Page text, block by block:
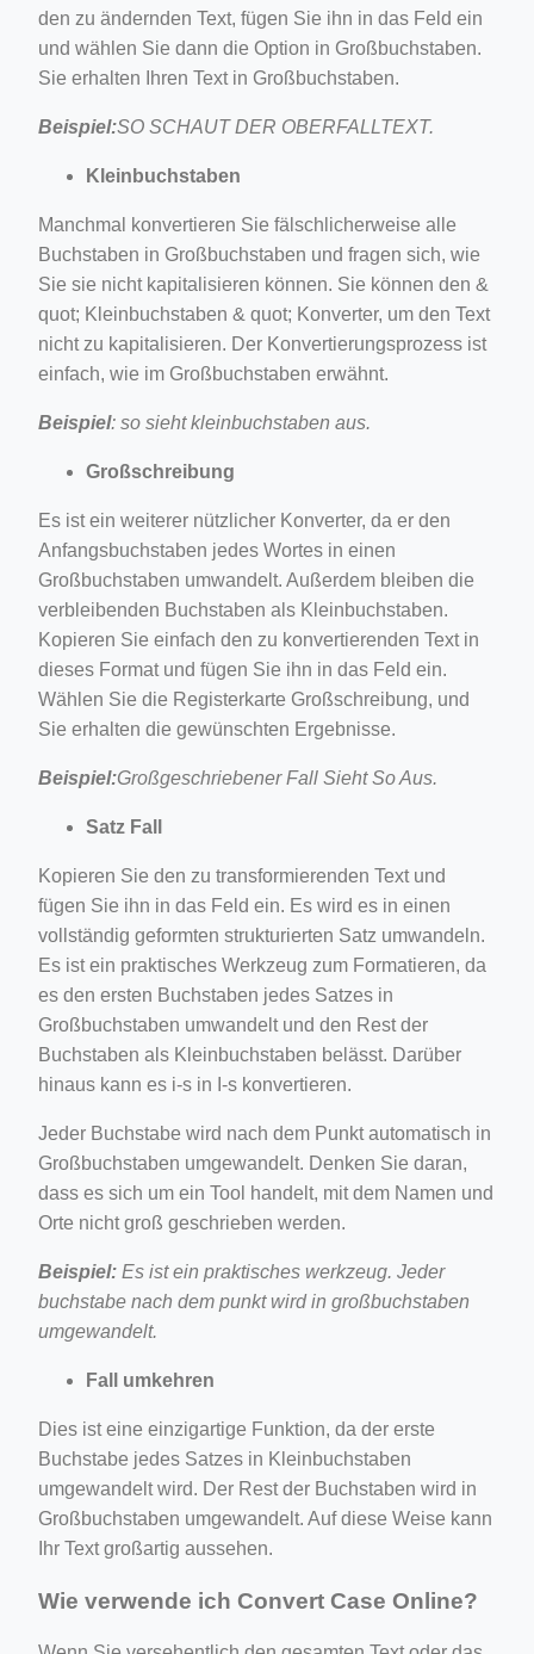
den zu ändernden Text, fügen Sie ihn in das Feld ein
und wählen Sie dann die Option in Großbuchstaben.
Sie erhalten Ihren Text in Großbuchstaben.
Beispiel:SO SCHAUT DER OBERFALLTEXT.
Kleinbuchstaben
Manchmal konvertieren Sie fälschlicherweise alle
Buchstaben in Großbuchstaben und fragen sich, wie
Sie sie nicht kapitalisieren können. Sie können den &
quot; Kleinbuchstaben & quot; Konverter, um den Text
nicht zu kapitalisieren. Der Konvertierungsprozess ist
einfach, wie im Großbuchstaben erwähnt.
Beispiel: so sieht kleinbuchstaben aus.
Großschreibung
Es ist ein weiterer nützlicher Konverter, da er den
Anfangsbuchstaben jedes Wortes in einen
Großbuchstaben umwandelt. Außerdem bleiben die
verbleibenden Buchstaben als Kleinbuchstaben.
Kopieren Sie einfach den zu konvertierenden Text in
dieses Format und fügen Sie ihn in das Feld ein.
Wählen Sie die Registerkarte Großschreibung, und
Sie erhalten die gewünschten Ergebnisse.
Beispiel:Großgeschriebener Fall Sieht So Aus.
Satz Fall
Kopieren Sie den zu transformierenden Text und
fügen Sie ihn in das Feld ein. Es wird es in einen
vollständig geformten strukturierten Satz umwandeln.
Es ist ein praktisches Werkzeug zum Formatieren, da
es den ersten Buchstaben jedes Satzes in
Großbuchstaben umwandelt und den Rest der
Buchstaben als Kleinbuchstaben belässt. Darüber
hinaus kann es i-s in I-s konvertieren.
Jeder Buchstabe wird nach dem Punkt automatisch in
Großbuchstaben umgewandelt. Denken Sie daran,
dass es sich um ein Tool handelt, mit dem Namen und
Orte nicht groß geschrieben werden.
Beispiel: Es ist ein praktisches werkzeug. Jeder
buchstabe nach dem punkt wird in großbuchstaben
umgewandelt.
Fall umkehren
Dies ist eine einzigartige Funktion, da der erste
Buchstabe jedes Satzes in Kleinbuchstaben
umgewandelt wird. Der Rest der Buchstaben wird in
Großbuchstaben umgewandelt. Auf diese Weise kann
Ihr Text großartig aussehen.
Wie verwende ich Convert Case Online?